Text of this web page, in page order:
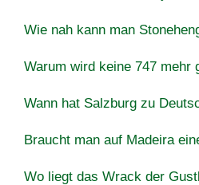
Wie nah kann man
Warum wird keine 747 mehr
Wann hat Salzburg zu
Braucht man auf Madeira
Wo liegt das Wrack der